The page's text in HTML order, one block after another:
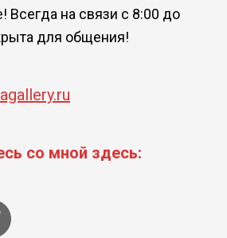
Всегда на связи с 8:00 до
для общения!
со мной здесь: